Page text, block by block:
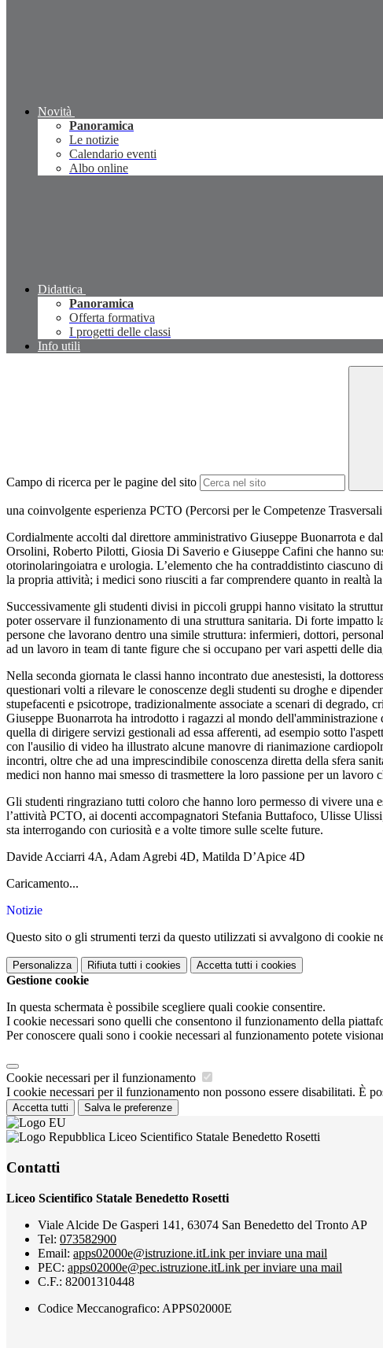
Novità
Panoramica
Le notizie
Calendario eventi
Albo online
Didattica
Panoramica
Offerta formativa
I progetti delle classi
Info utili
Campo di ricerca per le pagine del sito
una coinvolgente esperienza PCTO (Percorsi per le Competenze
Cordialmente accolti dal direttore amministrativo Giuseppe Buonarrota e
Orsolini, Roberto Pilotti, Giosia Di Saverio e Giuseppe Cafini che hanno
otorinolaringoiatra e urologia. L’elemento che ha contraddistinto ciascuno
la propria attività; i medici sono riusciti a far comprendere quanto in realtà
Successivamente gli studenti divisi in piccoli gruppi hanno visitato la
poter osservare il funzionamento di una struttura sanitaria. Di forte
persone che lavorano dentro una simile struttura: infermieri, dottori,
ad un lavoro in team di tante figure che si occupano per vari aspetti delle
Nella seconda giornata le classi hanno incontrato due anestesisti, la
questionari volti a rilevare le conoscenze degli studenti su droghe e
stupefacenti e psicotrope, tradizionalmente associate a scenari di degrado,
Giuseppe Buonarrota ha introdotto i ragazzi al mondo
quella di dirigere servizi gestionali ad essa afferenti, ad esempio sotto
con l'ausilio di video ha illustrato alcune manovre di rianimazione
incontri, oltre che ad una imprescindibile conoscenza diretta della sfera
medici non hanno mai smesso di trasmettere la loro passione per un
Gli studenti ringraziano tutti coloro che hanno loro permesso di vivere una
l’attività PCTO, ai docenti accompagnatori Stefania Buttafoco, Ulisse
sta interrogando con curiosità e a volte timore sulle scelte future.
Davide Acciarri 4A, Adam Agrebi 4D, Matilda D’Apice 4D
Caricamento...
Notizie
Questo sito o gli strumenti terzi da questo utilizzati si avvalgono di cookie
Personalizza Rifiuta tutti i cookies Accetta tutti i cookies
Gestione cookie
In questa schermata è possibile scegliere quali cookie consentire.
I cookie necessari sono quelli che consentono il funzionamento della
Per conoscere quali sono i cookie necessari al funzionamento potete
Cookie necessari per il funzionamento
I cookie necessari per il funzionamento non possono essere disabilitati. È
Accetta tutti Salva le preferenze
Liceo Scientifico Statale Benedetto Rosetti
Contatti
Liceo Scientifico Statale Benedetto Rosetti
Viale Alcide De Gasperi 141, 63074 San Benedetto del Tronto AP
Tel: 073582900
Email: apps02000e@istruzione.itLink per inviare una mail
PEC: apps02000e@pec.istruzione.itLink per inviare una mail
C.F.: 82001310448
Codice Meccanografico: APPS02000E